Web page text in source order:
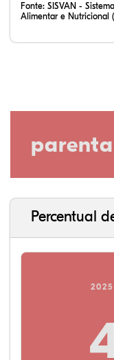
Fonte: SISVAN -
Alimentar e Nutricional
Percentual